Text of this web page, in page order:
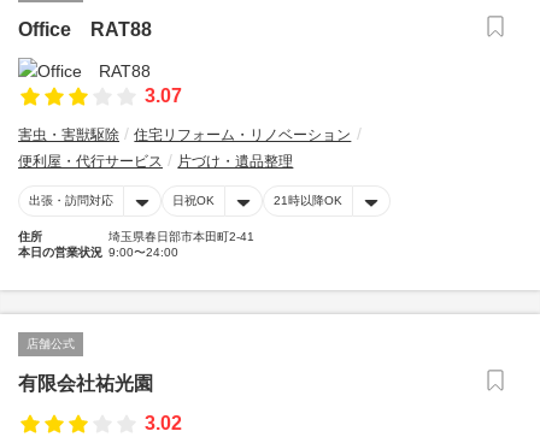
Office RAT88
3.07
害虫・害獣駆除
住宅リフォーム・リノベーション
便利屋・代行サービス
片づけ・遺品整理
出張・訪問対応 日祝OK 21時以降OK
住所
埼玉県春日部市本田町2-41
本日の営業状況 9:00〜24:00
店舗公式
有限会社祐光園
3.02